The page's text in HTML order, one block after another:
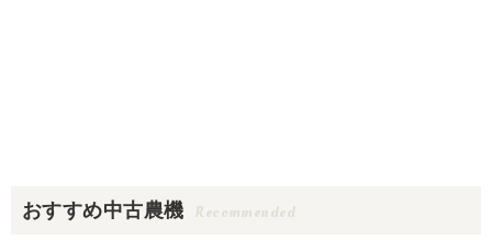
おすすめ中古農機 Recommended